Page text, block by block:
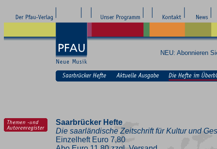
NEU: Abonnieren
Saarbrücker Hefte
Die saarländische Zeitschrift für Kultur und
Einzelheft Euro 7,80